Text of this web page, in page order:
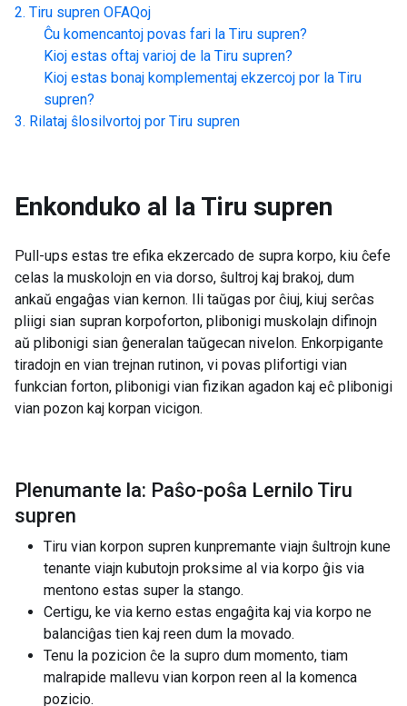
Tiru supren OFAQoj
Ĉu komencantoj povas fari la Tiru supren?
Kioj estas oftaj varioj de la Tiru supren?
Kioj estas bonaj komplementaj ekzercoj por la Tiru
supren?
Rilataj ŝlosilvortoj por Tiru supren
Enkonduko al la Tiru supren
Pull-ups estas tre efika ekzercado de supra korpo, kiu ĉefe
celas la muskolojn en via dorso, ŝultroj kaj brakoj, dum
ankaŭ engaĝas vian kernon. Ili taŭgas por ĉiuj, kiuj serĉas
pliigi sian supran korpoforton, plibonigi muskolajn difinojn
aŭ plibonigi sian ĝeneralan taŭgecan nivelon. Enkorpigante
tiradojn en vian trejnan rutinon, vi povas plifortigi vian
funkcian forton, plibonigi vian fizikan agadon kaj eĉ plibonigi
vian pozon kaj korpan vicigon.
Plenumante la: Paŝo-poŝa Lernilo Tiru
supren
Tiru vian korpon supren kunpremante viajn ŝultrojn kune
tenante viajn kubutojn proksime al via korpo ĝis via
mentono estas super la stango.
Certigu, ke via kerno estas engaĝita kaj via korpo ne
balanciĝas tien kaj reen dum la movado.
Tenu la pozicion ĉe la supro dum momento, tiam
malrapide mallevu vian korpon reen al la komenca
pozicio.